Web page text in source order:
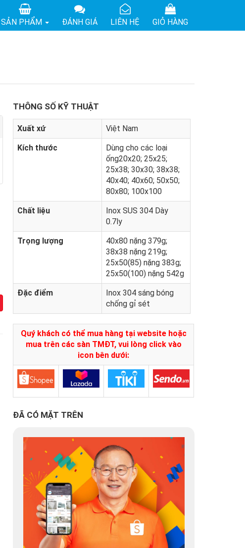
SẢN PHẨM ĐÁNH GIÁ LIÊN HỆ GIỎ HÀNG
THÔNG SỐ KỸ THUẬT
Xuất xứ Việt Nam
Kích thước
Dùng cho các loại
ống20x20; 25x25;
25x38; 30x30; 38x38;
40x40; 40x60; 50x50;
80x80; 100x100
Chất liệu
Inox SUS 304 Dày
0.7ly
Trọng lượng
40x80 nặng 379g;
38x38 nặng 219g;
25x50(85) nặng 383g;
25x50(100) nặng 542g
Đặc điểm
Inox 304 sáng bóng
chống gỉ sét
Quý khách có thể mua hàng tại website hoặc
mua trên các sàn TMĐT, vui lòng click vào
icon bên dưới:
ĐÃ CÓ MẶT TRÊN